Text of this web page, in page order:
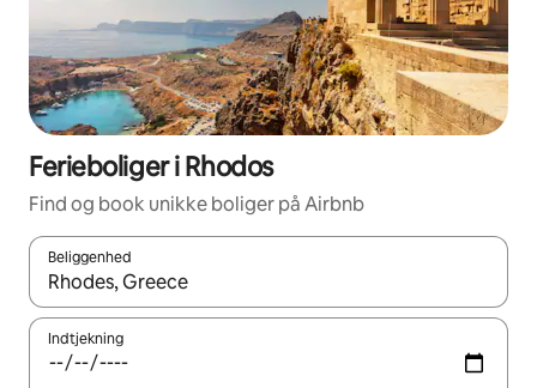
Ferieboliger i Rhodos
Find og book unikke boliger på Airbnb
Beliggenhed
Når resultaterne er tilgængelige, skal du navigere med
Indtjekning